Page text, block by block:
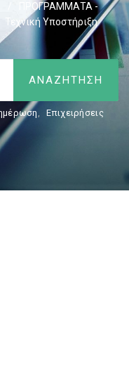
ΠΡΟΓΡΑΜΜΑΤΑ -
Τεχνική Υποστήριξη
, Επιχειρήσεις